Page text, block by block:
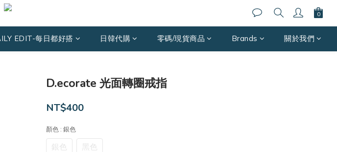
EDIT-每日都好搭 日韓代購 零碼/現貨商品 Brands 關於我們
D.ecorate 光面轉圈戒指
NT$400
顏色 : 銀色
銀色 黑色